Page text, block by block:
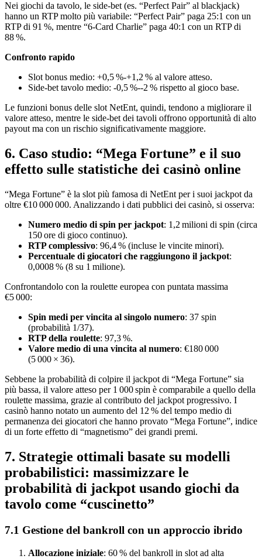
Nei giochi da tavolo, le side‑bet (es. “Perfect Pair” al blackjack)
hanno un RTP molto più variabile: “Perfect Pair” paga 25:1 con un
RTP di 91 %, mentre “6‑Card Charlie” paga 40:1 con un RTP di
88 %.
Confronto rapido
Slot bonus medio: +0,5 %‑+1,2 % al valore atteso.
Side‑bet tavolo medio: -0,5 %‑-2 % rispetto al gioco base.
Le funzioni bonus delle slot NetEnt, quindi, tendono a migliorare il
valore atteso, mentre le side‑bet dei tavoli offrono opportunità di alto
payout ma con un rischio significativamente maggiore.
6. Caso studio: “Mega Fortune” e il suo
effetto sulle statistiche dei casinò online
“Mega Fortune” è la slot più famosa di NetEnt per i suoi jackpot da
oltre €10 000 000. Analizzando i dati pubblici dei casinò, si osserva:
Numero medio di spin per jackpot: 1,2 milioni di spin (circa
150 ore di gioco continuo).
RTP complessivo: 96,4 % (incluse le vincite minori).
Percentuale di giocatori che raggiungono il jackpot:
0,0008 % (8 su 1 milione).
Confrontandolo con la roulette europea con puntata massima
€5 000:
Spin medi per vincita al singolo numero: 37 spin
(probabilità 1/37).
RTP della roulette: 97,3 %.
Valore medio di una vincita al numero: €180 000
(5 000 × 36).
Sebbene la probabilità di colpire il jackpot di “Mega Fortune” sia
più bassa, il valore atteso per 1 000 spin è comparabile a quello della
roulette massima, grazie al contributo del jackpot progressivo. I
casinò hanno notato un aumento del 12 % del tempo medio di
permanenza dei giocatori che hanno provato “Mega Fortune”, indice
di un forte effetto di “magnetismo” dei grandi premi.
7. Strategie ottimali basate su modelli
probabilistici: massimizzare le
probabilità di jackpot usando giochi da
tavolo come “cuscinetto”
7.1 Gestione del bankroll con un approccio ibrido
Allocazione iniziale: 60 % del bankroll in slot ad alta